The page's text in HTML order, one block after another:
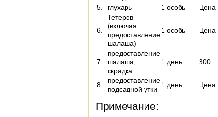
5. глухарь 1 особь Цена
6.
Тетерев
(включая
предоставление
шалаша)
1 особь Цена
7.
предоставление
шалаша,
скрадка
1 день 300
8.
предоставление
подсадной утки
1 день Цена
Примечание: